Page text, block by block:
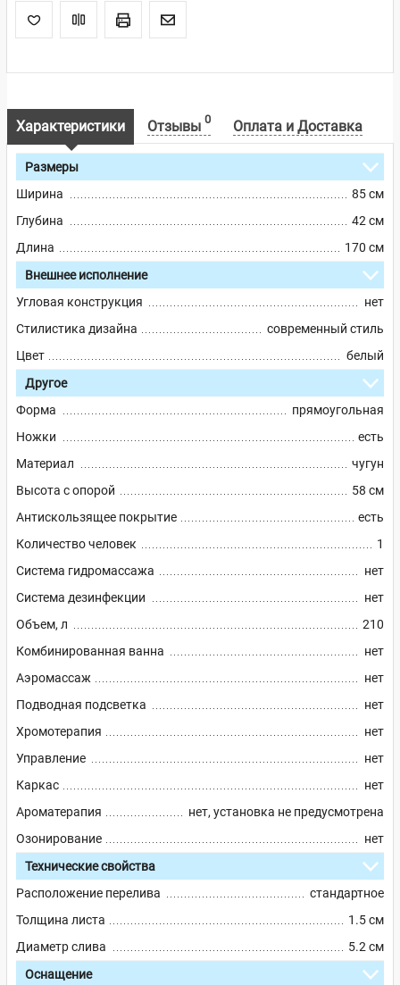
Характеристики Отзывы 0 Оплата и Доставка
Размеры
Ширина
85 см
Глубина
42 см
Длина
170 см
Внешнее исполнение
Угловая конструкция
нет
Стилистика дизайна
современный стиль
Цвет
белый
Другое
Форма
прямоугольная
Ножки
есть
Материал
чугун
Высота с опорой
58 см
Антискользящее покрытие
есть
Количество человек
1
Система гидромассажа
нет
Система дезинфекции
нет
Объем, л
210
Комбинированная ванна
нет
Аэромассаж
нет
Подводная подсветка
нет
Хромотерапия
нет
Управление
нет
Каркас
нет
Ароматерапия
нет, установка не предусмотрена
Озонирование
нет
Технические свойства
Расположение перелива
стандартное
Толщина листа
1.5 см
Диаметр слива
5.2 см
Оснащение